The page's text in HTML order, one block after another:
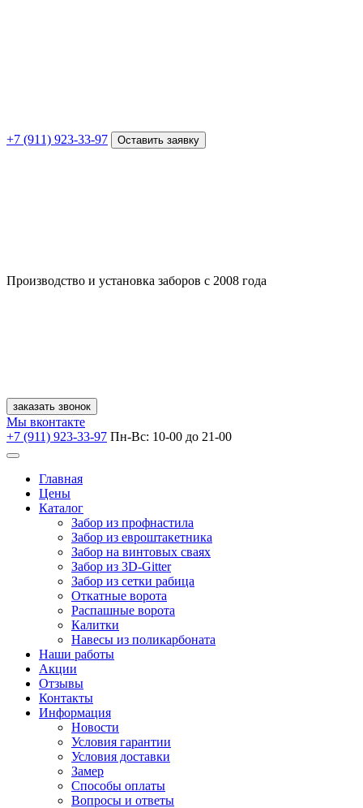
+7 (911) 923-33-97 Оставить заявку
Производство и установка заборов с 2008 года
заказать звонок
Мы вконтакте
+7 (911) 923-33-97 Пн-Вс: 10-00 до 21-00
Главная
Цены
Каталог
Забор из профнастила
Забор из евроштакетника
Забор на винтовых сваях
Забор из 3D-Gitter
Забор из сетки рабица
Откатные ворота
Распашные ворота
Калитки
Навесы из поликарбоната
Наши работы
Акции
Отзывы
Контакты
Информация
Новости
Условия гарантии
Условия доставки
Замер
Способы оплаты
Вопросы и ответы